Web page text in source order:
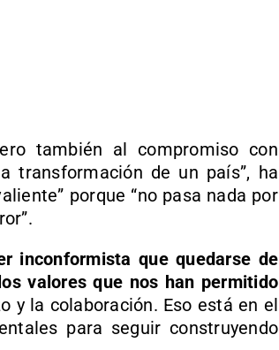
también al compromiso con
transformación de un país”, ha
porque “no pasa nada por
inconformista que quedarse de
valores que nos han permitido
y la colaboración. Eso está en el
para seguir construyendo